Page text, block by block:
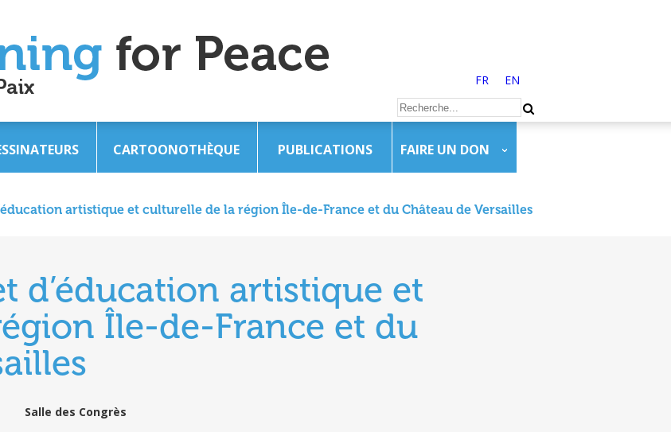
FR EN
CARTOONOTHÈQUE PUBLICATIONS FAIRE UN DON
artistique et culturelle de la région Île-de-France et du Château de Versailles
d’éducation artistique et
Île-de-France et du
Salle des Congrès